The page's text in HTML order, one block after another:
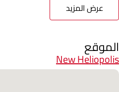
عرض المزيد
الموقع
New Heliopolis